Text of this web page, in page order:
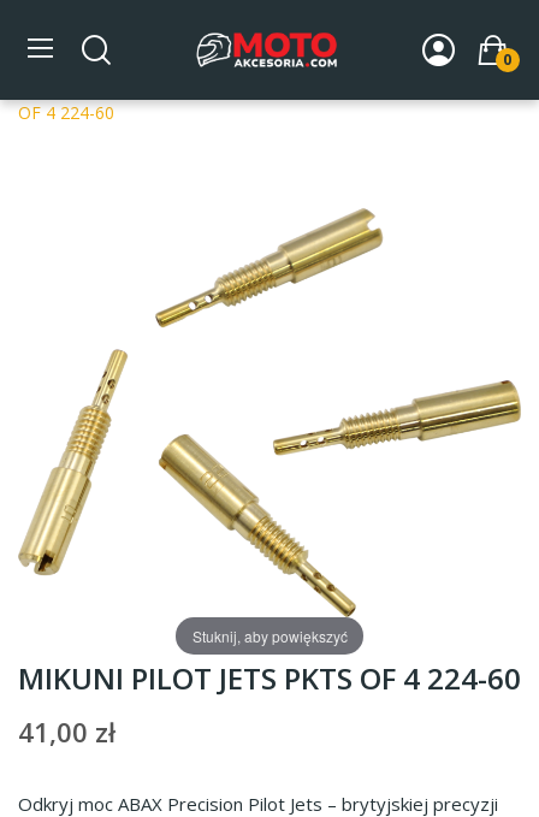
0
Strona główna DLA MOTOCYKLA
Układ paliwowy
OF 4 224-60
Stuknij, aby powiększyć
MIKUNI PILOT JETS PKTS OF 4 224-60
41,00 zł
Odkryj moc ABAX Precision Pilot Jets – brytyjskiej precyzji